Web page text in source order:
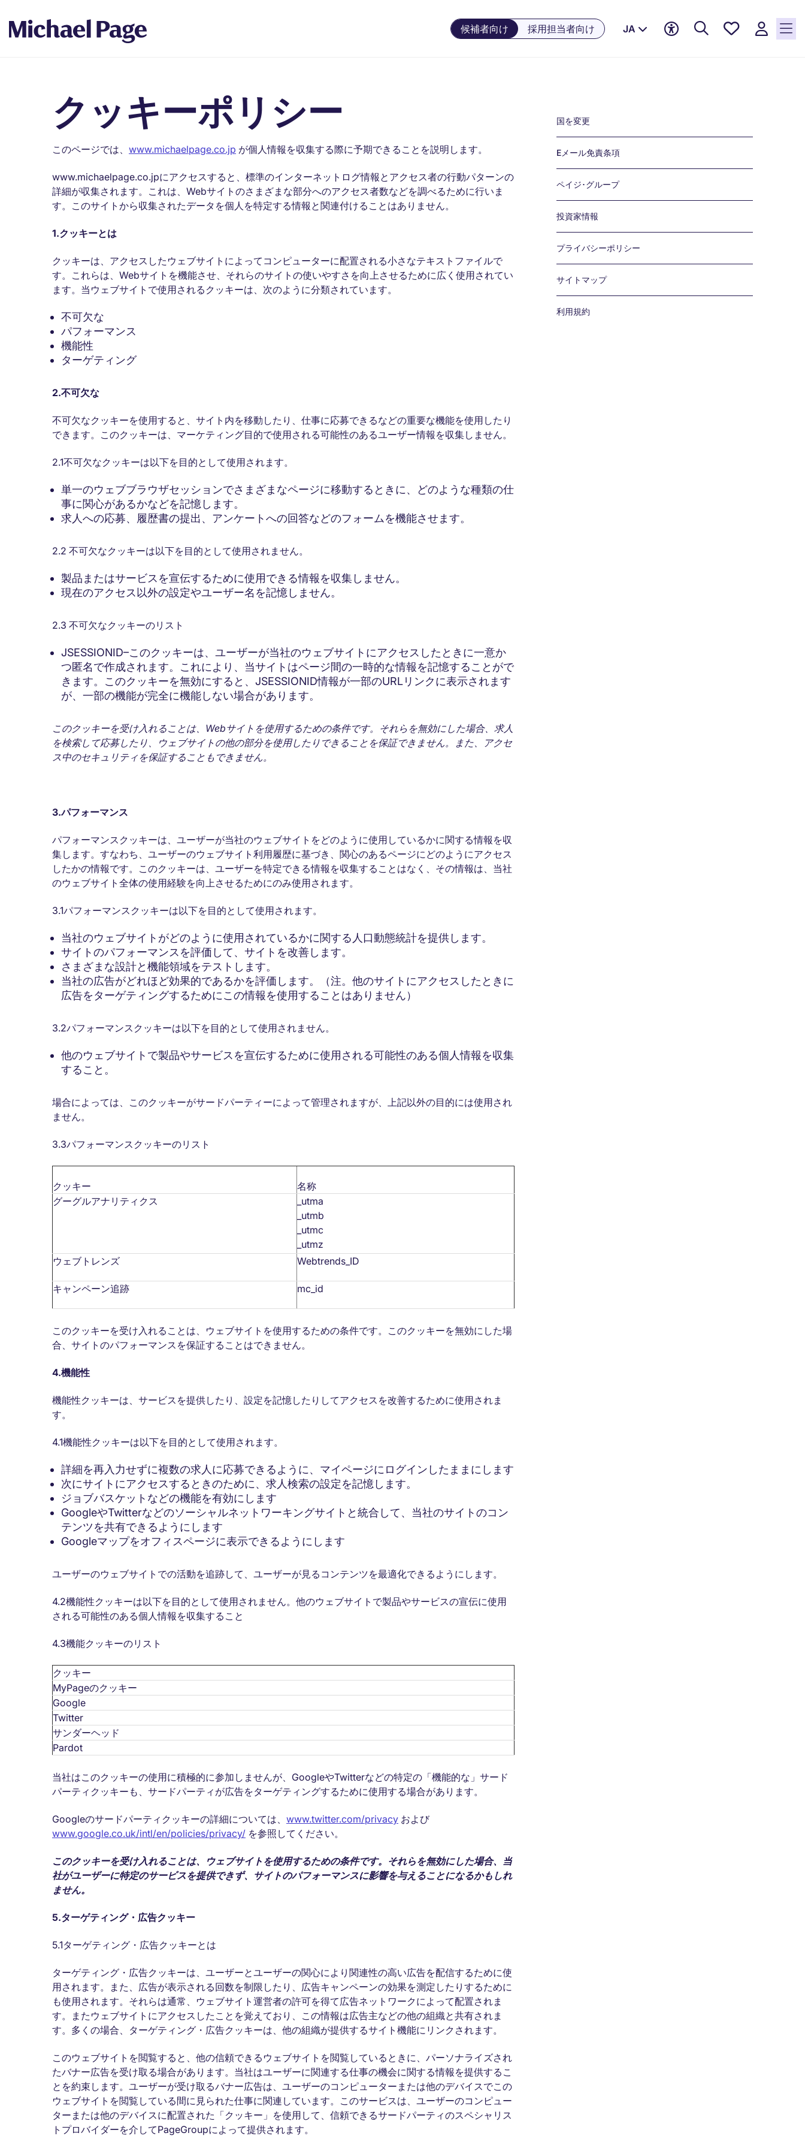
候補者向け 採用担当者向け JA
お気に
クッキーポリシー
このページでは、 www.michaelpage.co.jp が個人情報を収集する際に予期できることを説明します。
www.michaelpage.co.jpにアクセスすると、標準のインターネットログ情報とアクセス者の行動パターンの
詳細が収集されます。これは、Webサイトのさまざまな部分へのアクセス者数などを調べるために行いま
す。このサイトから収集されたデータを個人を特定する情報と関連付けることはありません。
1.クッキーとは
クッキーは、アクセスしたウェブサイトによってコンピューターに配置される小さなテキストファイルで
す。これらは、Webサイトを機能させ、それらのサイトの使いやすさを向上させるために広く使用されてい
ます。当ウェブサイトで使用されるクッキーは、次のように分類されています。
不可欠な
パフォーマンス
機能性
ターゲティング
2.不可欠な
不可欠なクッキーを使用すると、サイト内を移動したり、仕事に応募できるなどの重要な機能を使用したり
できます。このクッキーは、マーケティング目的で使用される可能性のあるユーザー情報を収集しません。
2.1不可欠なクッキーは以下を目的として使用されます。
単一のウェブブラウザセッションでさまざまなページに移動するときに、どのような種類の仕
事に関心があるかなどを記憶します。
求人への応募、履歴書の提出、アンケートへの回答などのフォームを機能させます。
2.2 不可欠なクッキーは以下を目的として使用されません。
製品またはサービスを宣伝するために使用できる情報を収集しません。
現在のアクセス以外の設定やユーザー名を記憶しません。
2.3 不可欠なクッキーのリスト
JSESSIONID–このクッキーは、ユーザーが当社のウェブサイトにアクセスしたときに一意か
つ匿名で作成されます。これにより、当サイトはページ間の一時的な情報を記憶することがで
きます。このクッキーを無効にすると、JSESSIONID情報が一部のURLリンクに表示されます
が、一部の機能が完全に機能しない場合があります。
このクッキーを受け入れることは、 Webサイトを使用するための条件です。それらを無効にした場合、求人
を検索して応募したり、ウェブサイトの他の部分を使用したりできることを保証できません。また、アクセ
ス中のセキュリティを保証することもできません。
3.パフォーマンス
パフォーマンスクッキーは、ユーザーが当社のウェブサイトをどのように使用しているかに関する情報を収
集します。すなわち、ユーザーのウェブサイト利用履歴に基づき、関心のあるページにどのようにアクセス
したかの情報です。このクッキーは、ユーザーを特定できる情報を収集することはなく、その情報は、当社
のウェブサイト全体の使用経験を向上させるためにのみ使用されます。
3.1パフォーマンスクッキーは以下を目的として使用されます。
当社のウェブサイトがどのように使用されているかに関する人口動態統計を提供します。
サイトのパフォーマンスを評価して、サイトを改善します。
さまざまな設計と機能領域をテストします。
当社の広告がどれほど効果的であるかを評価します。（注。他のサイトにアクセスしたときに
広告をターゲティングするためにこの情報を使用することはありません）
3.2パフォーマンスクッキーは以下を目的として使用されません。
他のウェブサイトで製品やサービスを宣伝するために使用される可能性のある個人情報を収集
すること。
場合によっては、このクッキーがサードパーティーによって管理されますが、上記以外の目的には使用され
ません。
3.3パフォーマンスクッキーのリスト
クッキー
名称
グーグルアナリティクス
_utma
_utmb
_utmc
_utmz
ウェブトレンズ
Webtrends_ID
キャンペーン追跡 mc_id
このクッキーを受け入れることは、ウェブサイトを使用するための条件です。このクッキーを無効にした場
合、サイトのパフォーマンスを保証することはできません。
4.機能性
機能性クッキーは、サービスを提供したり、設定を記憶したりしてアクセスを改善するために使用されま
す。
4.1機能性クッキーは以下を目的として使用されます。
詳細を再入力せずに複数の求人に応募できるように、マイページにログインしたままにします
次にサイトにアクセスするときのために、求人検索の設定を記憶します。
ジョブバスケットなどの機能を有効にします
GoogleやTwitterなどのソーシャルネットワーキングサイトと統合して、当社のサイトのコン
テンツを共有できるようにします
Googleマップをオフィスページに表示できるようにします
ユーザーのウェブサイトでの活動を追跡して、ユーザーが見るコンテンツを最適化できるようにします。
4.2機能性クッキーは以下を目的として使用されません。他のウェブサイトで製品やサービスの宣伝に使用
される可能性のある個人情報を収集すること
4.3機能クッキーのリスト
クッキー
MyPageのクッキー
Google
Twitter
サンダーヘッド
Pardot
当社はこのクッキーの使用に積極的に参加しませんが、GoogleやTwitterなどの特定の「機能的な」サード
パーティクッキーも、サードパーティが広告をターゲティングするために使用する場合があります。
Googleのサードパーティクッキーの詳細については、 www.twitter.com/privacy および
www.google.co.uk/intl/en/policies/privacy/ を参照してください。
このクッキーを受け入れることは、ウェブサイトを使用するための条件です。それらを無効にした場合、当
社がユーザーに特定のサービスを提供できず、サイトのパフォーマンスに影響を与えることになるかもしれ
ません。
5.ターゲティング・広告クッキー
5.1ターゲティング・広告クッキーとは
ターゲティング・広告クッキーは、ユーザーとユーザーの関心により関連性の高い広告を配信するために使
用されます。また、広告が表示される回数を制限したり、広告キャンペーンの効果を測定したりするために
も使用されます。それらは通常、ウェブサイト運営者の許可を得て広告ネットワークによって配置されま
す。またウェブサイトにアクセスしたことを覚えており、この情報は広告主などの他の組織と共有されま
す。多くの場合、ターゲティング・広告クッキーは、他の組織が提供するサイト機能にリンクされます。
このウェブサイトを閲覧すると、他の信頼できるウェブサイトを閲覧しているときに、パーソナライズされ
たバナー広告を受け取る場合があります。当社はユーザーに関連する仕事の機会に関する情報を提供するこ
とを約束します。ユーザーが受け取るバナー広告は、ユーザーのコンピューターまたは他のデバイスでこの
ウェブサイトを閲覧している間に見られた仕事に関連しています。このサービスは、ユーザーのコンピュー
ターまたは他のデバイスに配置された「クッキー」を使用して、信頼できるサードパーティのスペシャリス
トプロバイダーを介してPageGroupによって提供されます。
Links
国を変更
Eメール免責条項
ペイジ･グループ
投資家情報
プライバシーポリシー
サイトマップ
利用規約